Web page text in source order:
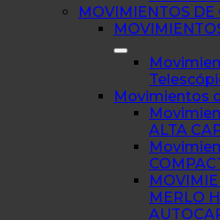
MOVIMIENTOS DE
Movimientos
ALTA
MERLO